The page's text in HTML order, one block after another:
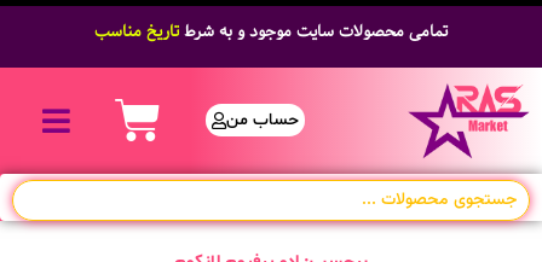
تمامی محصولات سایت موجود و به شرطتاریخ مناسب
حساب من